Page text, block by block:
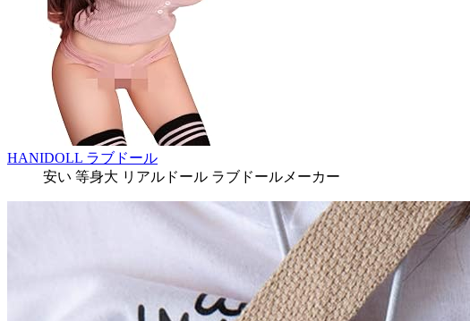
HANIDOLL ラブドール
安い 等身大 リアルドール ラブドールメーカー